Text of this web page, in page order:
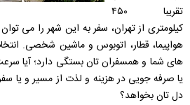
تقریبا ۴۵۰
کیلومتری از تهران، سفر به این شهر را می
هواپیما، قطار، اتوبوس و ماشین شخصی.
های شما و همسفران تان بستگی دارد؛ آیا
یا صرفه ‌جویی در هزینه و لذت از مسیر و یا
دل تان بخواهد؟